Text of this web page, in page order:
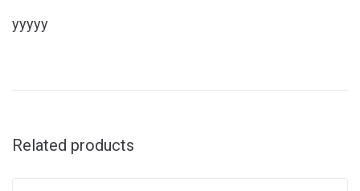
yyyyy
Related products